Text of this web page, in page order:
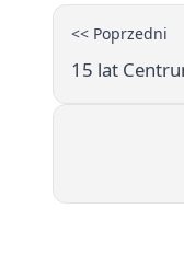
<< Poprzedni
15 lat